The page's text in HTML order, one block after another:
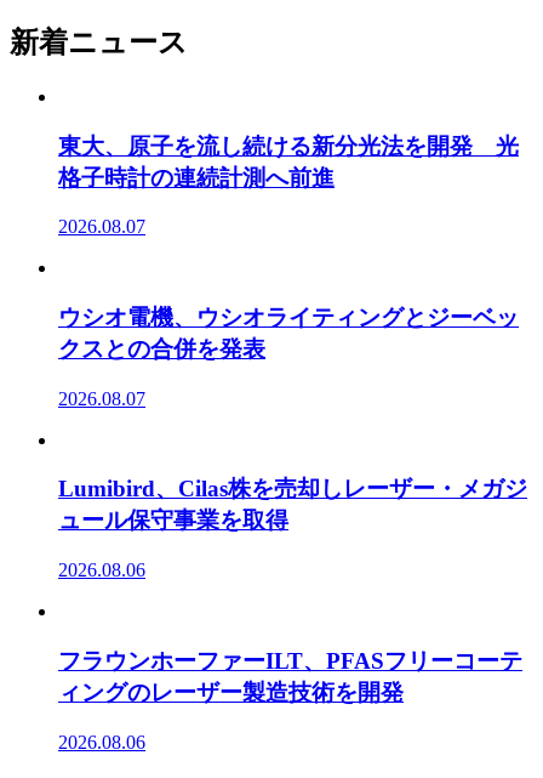
新着ニュース
東大、原子を流し続ける新分光法を開発 光
格子時計の連続計測へ前進
2026.08.07
ウシオ電機、ウシオライティングとジーベッ
クスとの合併を発表
2026.08.07
Lumibird、Cilas株を売却しレーザー・メガジ
ュール保守事業を取得
2026.08.06
フラウンホーファーILT、PFASフリーコーテ
ィングのレーザー製造技術を開発
2026.08.06